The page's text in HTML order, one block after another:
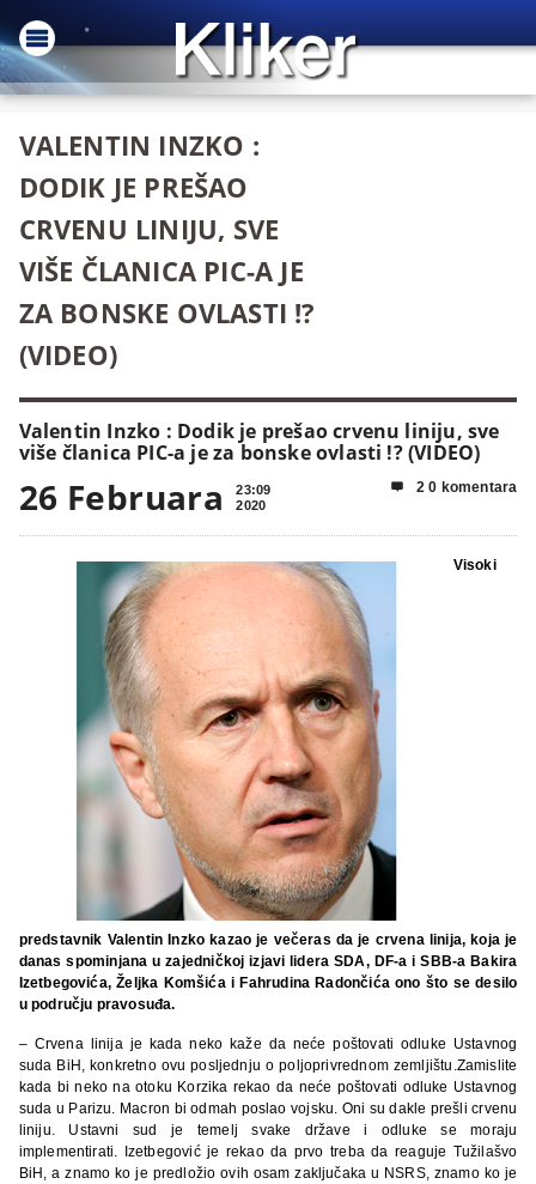
VALENTIN INZKO :
DODIK JE PREŠAO
CRVENU LINIJU, SVE
VIŠE ČLANICA PIC-A JE
ZA BONSKE OVLASTI !?
(VIDEO)
Valentin Inzko : Dodik je prešao crvenu liniju, sve
više članica PIC-a je za bonske ovlasti !? (VIDEO)
26 Februara
23:09
2020
 2 0 komentara
Visoki
predstavnik Valentin Inzko kazao je večeras da je crvena linija, koja je
danas spominjana u zajedničkoj izjavi lidera SDA, DF-a i SBB-a Bakira
Izetbegovića, Željka Komšića i Fahrudina Radončića ono što se desilo
u području pravosuđa.
– Crvena linija je kada neko kaže da neće poštovati odluke Ustavnog
suda BiH, konkretno ovu posljednju o poljoprivrednom zemljištu.Zamislite
kada bi neko na otoku Korzika rekao da neće poštovati odluke Ustavnog
suda u Parizu. Macron bi odmah poslao vojsku. Oni su dakle prešli crvenu
liniju. Ustavni sud je temelj svake države i odluke se moraju
implementirati. Izetbegović je rekao da prvo treba da reaguje Tužilašvo
BiH, a znamo ko je predložio ovih osam zaključaka u NSRS, znamo ko je